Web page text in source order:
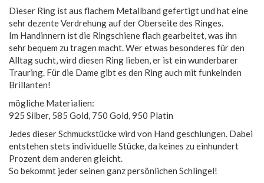
Dieser Ring ist aus flachem Metallband gefertigt und hat eine
sehr dezente Verdrehung auf der Oberseite des Ringes.
Im Handinnern ist die Ringschiene flach gearbeitet, was ihn
sehr bequem zu tragen macht. Wer etwas besonderes für den
Alltag sucht, wird diesen Ring lieben, er ist ein wunderbarer
Trauring. Für die Dame gibt es den Ring auch mit funkelnden
Brillanten!
mögliche Materialien:
925 Silber, 585 Gold, 750 Gold, 950 Platin
Jedes dieser Schmuckstücke wird von Hand geschlungen. Dabei
entstehen stets individuelle Stücke, da keines zu einhundert
Prozent dem anderen gleicht.
So bekommt jeder seinen ganz persönlichen Schlingel!